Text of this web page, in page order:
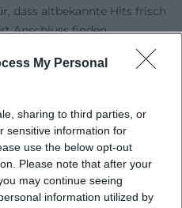
My Personal
sharing to third parties, or
sensitive information for
use the below opt-out
Please note that after your
may continue seeing
information utilized by
dass altbekannte Hits frisch
Anschluss finden.
Tradition, bayerischer Tonfall
Rock’n’Roll – mit
eine moderne,
Kompositionen setzen auf
Refrain), eingängige
nutzen Call-and-
Textlich glänzt